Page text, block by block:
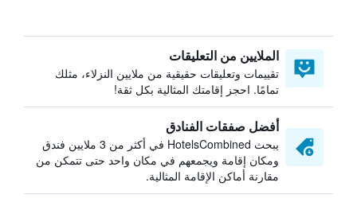
الملايين من التعليقات
تقييمات وتعليقات حقيقية من ملايين النزلاء، مثلك
تمامًا. احجز إقامتك المثالية بكل ثقة!
أفضل صفقات الفنادق
يبحث HotelsCombined في أكثر من 3 ملايين فندق
ومكان إقامة ويجمعهم في مكان واحد حتى تتمكن من
مقارنة أماكن الإقامة المثالية.